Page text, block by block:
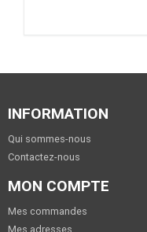
INFORMATION
Qui sommes-nous
Contactez-nous
MON COMPTE
Mes commandes
Mes adresses